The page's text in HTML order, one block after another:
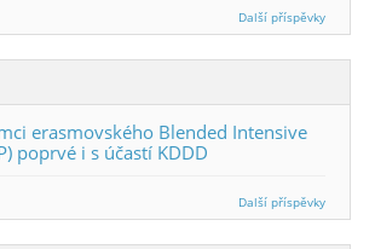
Další příspěvky
erasmovského Blended Intensive
poprvé i s účastí KDDD
Další příspěvky